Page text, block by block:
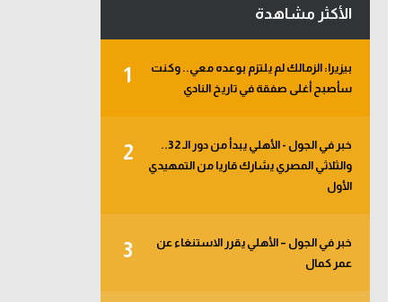
الأكثر مشاهدة
1
بيزيرا: الزمالك لم يلتزم بوعده معي.. وكنت
سأصبح أغلى صفقة في تاريخ النادي
2
خبر في الجول - الأهلي يبدأ من دور الـ 32..
والثلاثي المصري يشارك قاريا من التمهيدي
الأول
3
خبر في الجول – الأهلي يقرر الاستنغاء عن
عمر كمال